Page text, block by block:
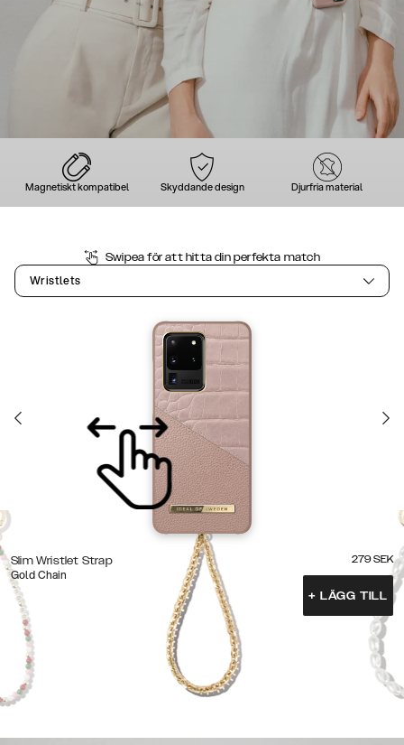
Magnetiskt kompatibel Skyddande design Djurfria material
Swipea för att hitta din perfekta match
Wristlets
Slim Wristlet Strap
Gold Chain
279 SEK
+ LÄGG TILL